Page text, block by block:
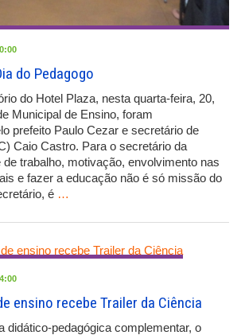
do Pedagogo
do Hotel Plaza, nesta quarta-feira, 20,
Municipal de Ensino, foram
prefeito Paulo Cezar e secretário de
Caio Castro. Para o secretário da
trabalho, motivação, envolvimento nas
e fazer a educação não é só missão do
é …
ensino recebe Trailer da Ciência
didático-pedagógica complementar, o